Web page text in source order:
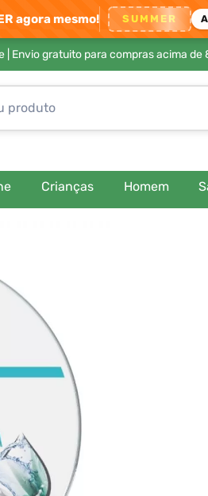
agora mesmo! SUMMER
Envio gratuito para compras acima de
Crianças Homem